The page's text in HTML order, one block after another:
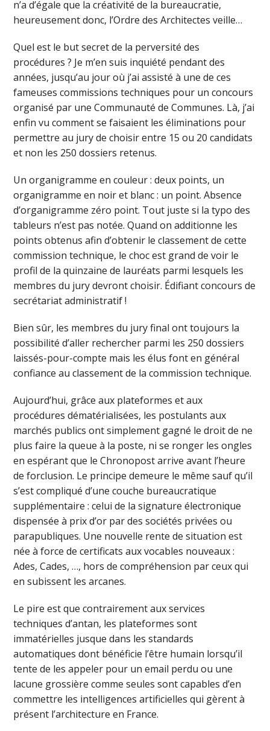
n’a d’égale que la créativité de la bureaucratie,
heureusement donc, l’Ordre des Architectes veille…
Quel est le but secret de la perversité des
procédures ? Je m’en suis inquiété pendant des
années, jusqu’au jour où j’ai assisté à une de ces
fameuses commissions techniques pour un concours
organisé par une Communauté de Communes. Là, j’ai
enfin vu comment se faisaient les éliminations pour
permettre au jury de choisir entre 15 ou 20 candidats
et non les 250 dossiers retenus.
Un organigramme en couleur : deux points, un
organigramme en noir et blanc : un point. Absence
d’organigramme zéro point. Tout juste si la typo des
tableurs n’est pas notée. Quand on additionne les
points obtenus afin d’obtenir le classement de cette
commission technique, le choc est grand de voir le
profil de la quinzaine de lauréats parmi lesquels les
membres du jury devront choisir. Édifiant concours de
secrétariat administratif !
Bien sûr, les membres du jury final ont toujours la
possibilité d’aller rechercher parmi les 250 dossiers
laissés-pour-compte mais les élus font en général
confiance au classement de la commission technique.
Aujourd’hui, grâce aux plateformes et aux
procédures dématérialisées, les postulants aux
marchés publics ont simplement gagné le droit de ne
plus faire la queue à la poste, ni se ronger les ongles
en espérant que le Chronopost arrive avant l’heure
de forclusion. Le principe demeure le même sauf qu’il
s’est compliqué d’une couche bureaucratique
supplémentaire : celui de la signature électronique
dispensée à prix d’or par des sociétés privées ou
parapubliques. Une nouvelle rente de situation est
née à force de certificats aux vocables nouveaux :
Ades, Cades, …, hors de compréhension par ceux qui
en subissent les arcanes.
Le pire est que contrairement aux services
techniques d’antan, les plateformes sont
immatérielles jusque dans les standards
automatiques dont bénéficie l’être humain lorsqu’il
tente de les appeler pour un email perdu ou une
lacune grossière comme seules sont capables d’en
commettre les intelligences artificielles qui gèrent à
présent l’architecture en France.